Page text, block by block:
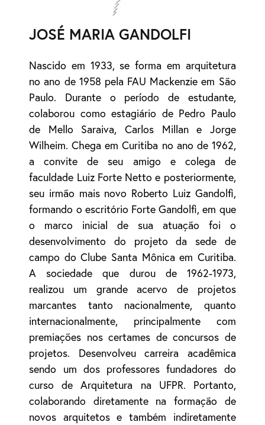
JOSÉ MARIA GANDOLFI
Nascido em 1933, se forma em arquitetura
no ano de 1958 pela FAU Mackenzie em São
Paulo. Durante o período de estudante,
colaborou como estagiário de Pedro Paulo
de Mello Saraiva, Carlos Millan e Jorge
Wilheim. Chega em Curitiba no ano de 1962,
a convite de seu amigo e colega de
faculdade Luiz Forte Netto e posteriormente,
seu irmão mais novo Roberto Luiz Gandolfi,
formando o escritório Forte Gandolfi, em que
o marco inicial de sua atuação foi o
desenvolvimento do projeto da sede de
campo do Clube Santa Mônica em Curitiba.
A sociedade que durou de 1962-1973,
realizou um grande acervo de projetos
marcantes tanto nacionalmente, quanto
internacionalmente, principalmente com
premiações nos certames de concursos de
projetos. Desenvolveu carreira acadêmica
sendo um dos professores fundadores do
curso de Arquitetura na UFPR. Portanto,
colaborando diretamente na formação de
novos arquitetos e também indiretamente